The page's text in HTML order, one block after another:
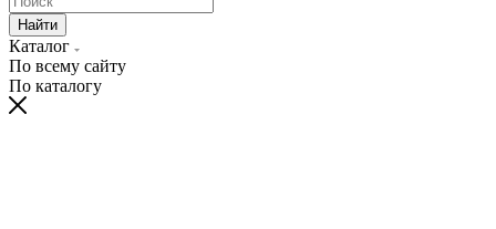
Найти
Каталог
По всему сайту
По каталогу